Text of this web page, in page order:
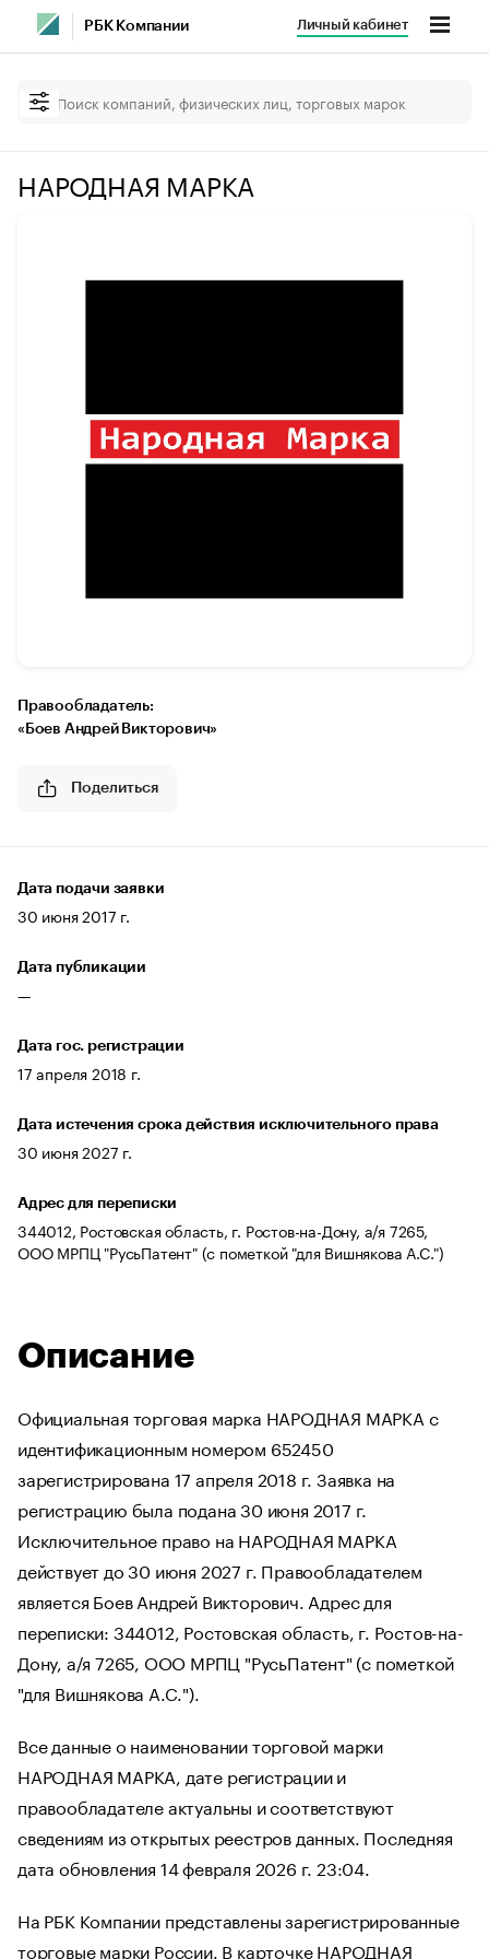
РБК Компании Личный кабинет
НАРОДНАЯ МАРКА
Правообладатель:
«Боев Андрей Викторович»
Поделиться
Дата подачи заявки
30 июня 2017 г.
Дата публикации
—
Дата гос. регистрации
17 апреля 2018 г.
Дата истечения срока действия исключительного права
30 июня 2027 г.
Адрес для переписки
344012, Ростовская область, г. Ростов-на-Дону, а/я 7265,
ООО МРПЦ "РусьПатент" (с пометкой "для Вишнякова А.С.")
Описание
Официальная торговая марка НАРОДНАЯ МАРКА с
идентификационным номером 652450
зарегистрирована 17 апреля 2018 г. Заявка на
регистрацию была подана 30 июня 2017 г.
Исключительное право на НАРОДНАЯ МАРКА
действует до 30 июня 2027 г. Правообладателем
является Боев Андрей Викторович. Адрес для
переписки: 344012, Ростовская область, г. Ростов-на-
Дону, а/я 7265, ООО МРПЦ "РусьПатент" (с пометкой
"для Вишнякова А.С.").
Все данные о наименовании торговой марки
НАРОДНАЯ МАРКА, дате регистрации и
правообладателе актуальны и соответствуют
сведениям из открытых реестров данных. Последняя
дата обновления 14 февраля 2026 г. 23:04.
На РБК Компании представлены зарегистрированные
торговые марки России. В карточке НАРОДНАЯ